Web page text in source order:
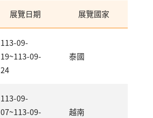
展覽日期 展覽國家
113-09-
19~113-09-
24
泰國
113-09-
07~113-09-
越南